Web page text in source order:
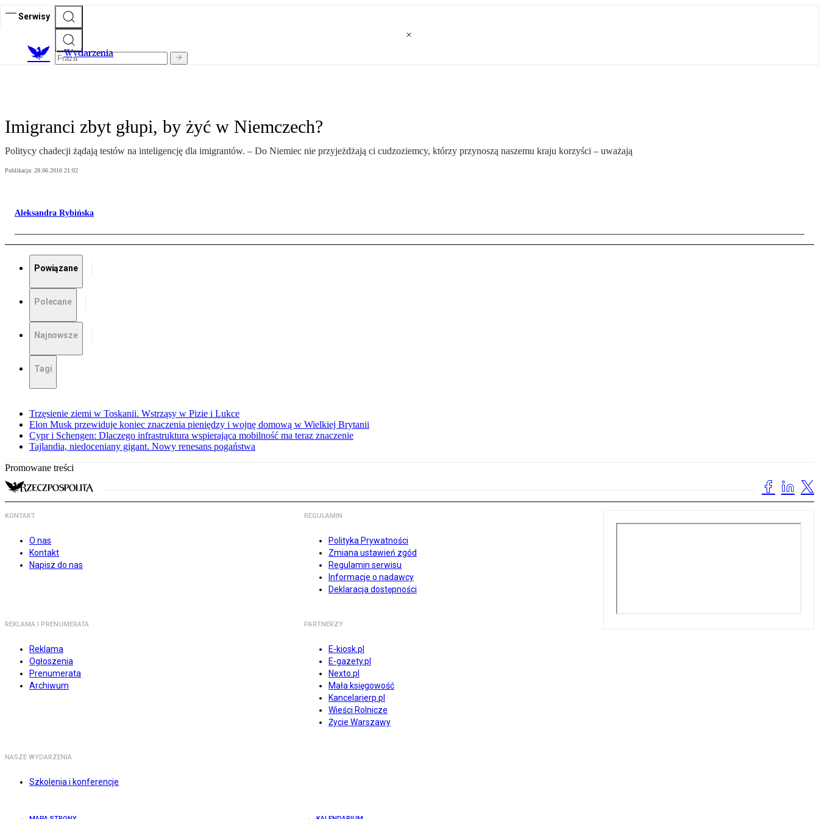
Serwisy
Wydarzenia
Imigranci zbyt głupi, by żyć w Niemczech?
Politycy chadecji żądają testów na inteligencję dla imigrantów. – Do Niemiec nie przyjeżdżają ci cudzoziemcy, którzy przynoszą naszemu kraju korzyści – uważają
Publikacja: 28.06.2010 21:02
Aleksandra Rybińska
Powiązane
Polecane
Najnowsze
Tagi
Trzęsienie ziemi w Toskanii. Wstrząsy w Pizie i Lukce
Elon Musk przewiduje koniec znaczenia pieniędzy i wojnę domową w Wielkiej Brytanii
Cypr i Schengen: Dlaczego infrastruktura wspierająca mobilność ma teraz znaczenie
Tajlandia, niedoceniany gigant. Nowy renesans pogaństwa
Promowane treści
KONTAKT
O nas
Kontakt
Napisz do nas
REGULAMIN
Polityka Prywatności
Zmiana ustawień zgód
Regulamin serwisu
Informacje o nadawcy
Deklaracja dostępności
REKLAMA I PRENUMERATA
Reklama
Ogłoszenia
Prenumerata
Archiwum
PARTNERZY
E-kiosk.pl
E-gazety.pl
Nexto.pl
Mała księgowość
Kancelarierp.pl
Wieści Rolnicze
Życie Warszawy
NASZE WYDARZENIA
Szkolenia i konferencje